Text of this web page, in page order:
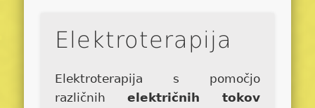
Elektroterapija
Elektroterapija s pomočjo
različnih električnih tokov